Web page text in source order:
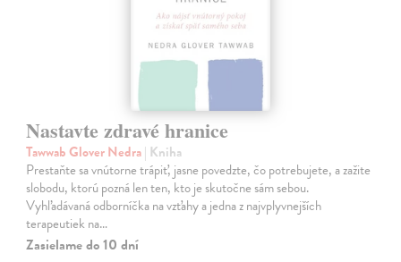
Nastavte zdravé hranice
Tawwab Glover Nedra| Kniha
Prestaňte sa vnútorne trápiť, jasne povedzte, čo potrebujete, a zažite
slobodu, ktorú pozná len ten, kto je skutočne sám sebou.
Vyhľadávaná odborníčka na vzťahy a jedna z najvplyvnejších
terapeutiek na…
Zasielame do 10 dní